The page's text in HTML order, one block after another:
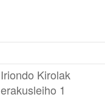
Iriondo Kirolak
erakusleiho 1